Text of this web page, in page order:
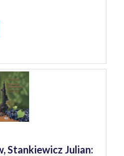
Stankiewicz Julian: